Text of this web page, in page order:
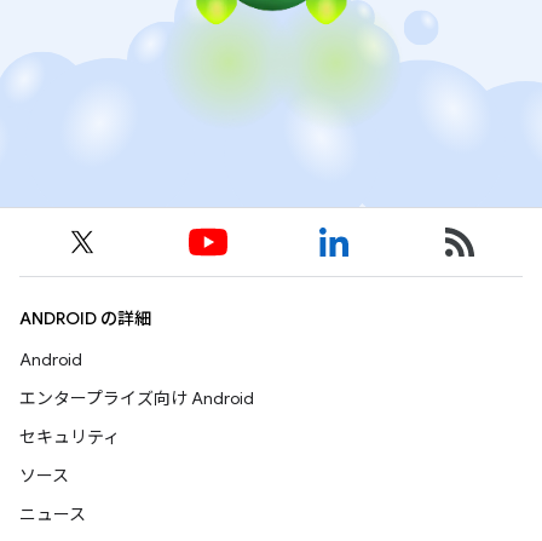
ANDROID の詳細
Android
エンタープライズ向け Android
セキュリティ
ソース
ニュース